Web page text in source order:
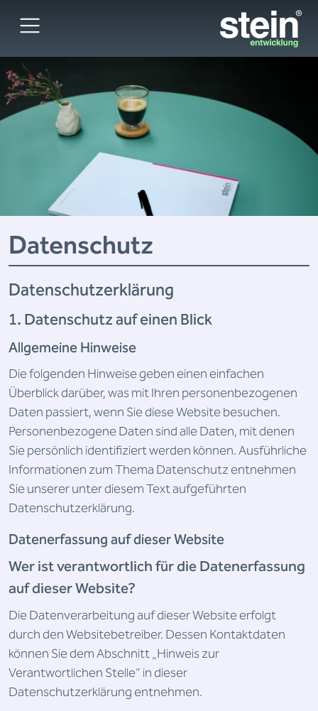
Datenschutz
Datenschutzerklärung
1. Datenschutz auf einen Blick
Allgemeine Hinweise
Die folgenden Hinweise geben einen einfachen
Überblick darüber, was mit Ihren personenbezogenen
Daten passiert, wenn Sie diese Website besuchen.
Personenbezogene Daten sind alle Daten, mit denen
Sie persönlich identifiziert werden können. Ausführliche
Informationen zum Thema Datenschutz entnehmen
Sie unserer unter diesem Text aufgeführten
Datenschutzerklärung.
Datenerfassung auf dieser Website
Wer ist verantwortlich für die Datenerfassung
auf dieser Website?
Die Datenverarbeitung auf dieser Website erfolgt
durch den Websitebetreiber. Dessen Kontaktdaten
können Sie dem Abschnitt „Hinweis zur
Verantwortlichen Stelle“ in dieser
Datenschutzerklärung entnehmen.